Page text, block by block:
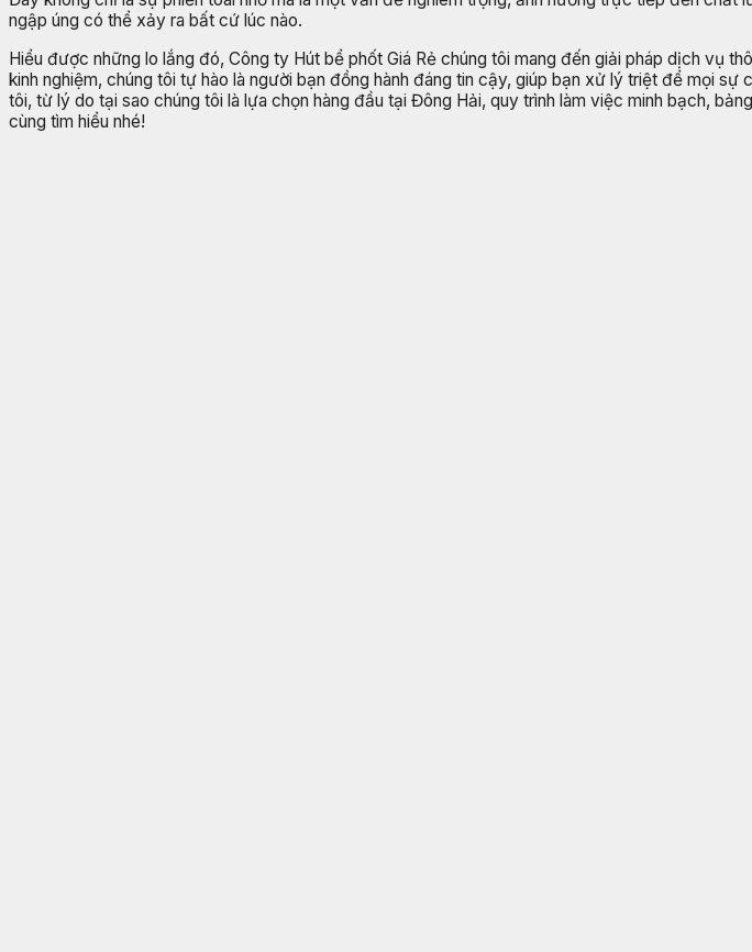
ngập úng có thể xảy ra bất cứ lúc nào.
Hiểu được những lo lắng đó, Công ty Hút bể phốt Giá Rẻ chúng tôi mang đến giải pháp dịch vụ
kinh nghiệm, chúng tôi tự hào là người bạn đồng hành đáng tin cậy, giúp bạn xử lý triệt để mọi
tôi, từ lý do tại sao chúng tôi là lựa chọn hàng đầu tại Đông Hải, quy trình làm việc minh bạch,
cùng tìm hiểu nhé!